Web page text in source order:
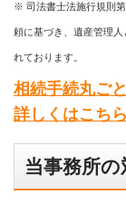
※ 司法書士法施行規則
頼に基づき、遺産管理
れております。
相続手続丸ご
詳しくはこち
当事務所の